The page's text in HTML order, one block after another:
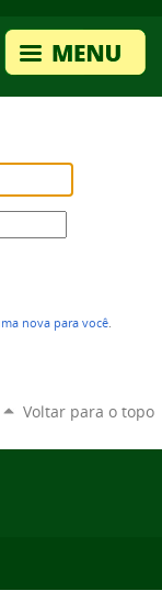
nova para você
Voltar para o topo